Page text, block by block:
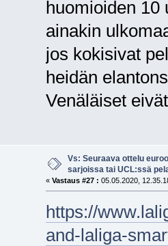
huomioiden 10
ainakin
jos kokisivat
heidän
Venäläiset
Vs: Seuraava ottelu
sarjoissa tai UCL:ssä
« Vastaus #27 : 05.05.2020,
https://
and-laliga-